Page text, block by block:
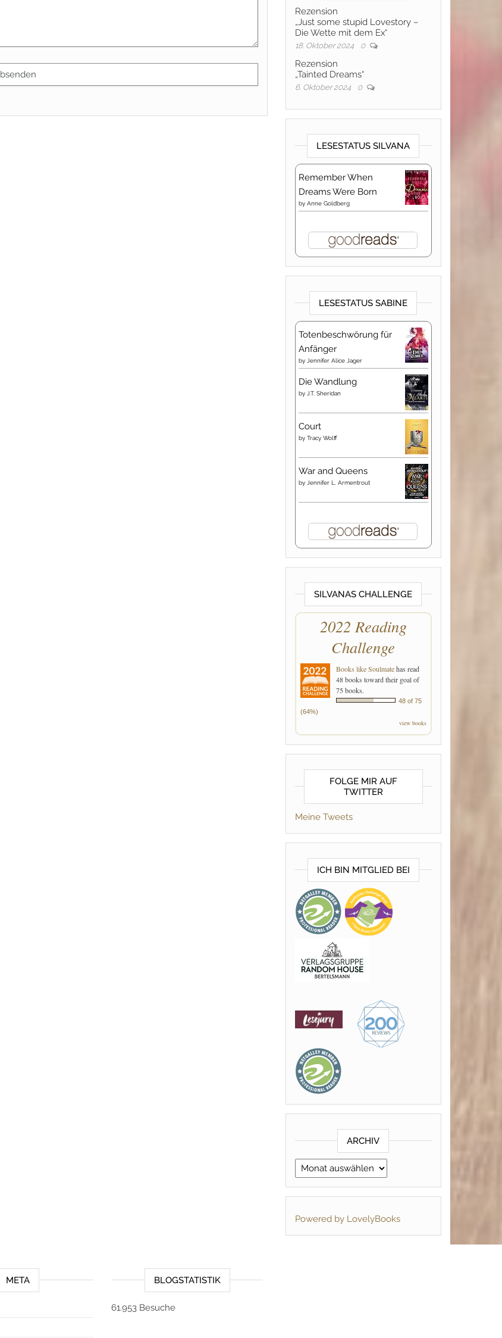
Rezension
„Just some stupid Lovestory –
Die Wette mit dem Ex“
18. Oktober 2024 0
Rezension
„Tainted Dreams“
6. Oktober 2024 0
LESESTATUS SILVANA
Remember When
Dreams Were Born
by Anne Goldberg
LESESTATUS SABINE
Totenbeschwörung für
Anfänger
by Jennifer Alice Jager
Die Wandlung
by J.T. Sheridan
Court
by Tracy Wolff
War and Queens
by Jennifer L. Armentrout
SILVANAS CHALLENGE
2022 Reading
Challenge
Books like Soulmatehas read
48 books toward their goal of
75 books.
48 of 75
(64%)
view books
FOLGE MIR AUF
TWITTER
Meine Tweets
ICH BIN MITGLIED BEI
ARCHIV
Archiv
Powered by LovelyBooks
META BLOGSTATISTIK
61.953 Besuche